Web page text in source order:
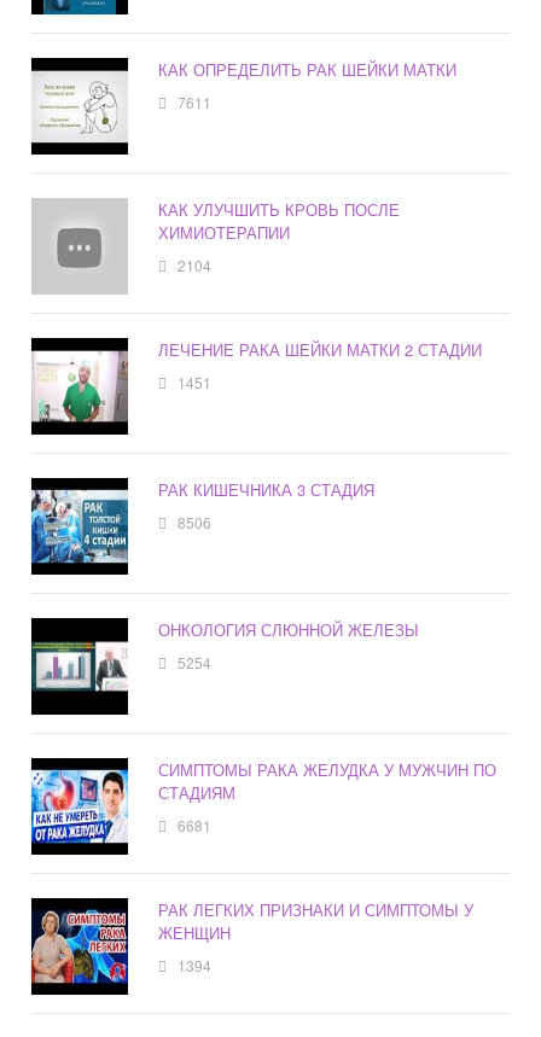
КАК ОПРЕДЕЛИТЬ РАК ШЕЙКИ МАТКИ
7611
КАК УЛУЧШИТЬ КРОВЬ ПОСЛЕ
ХИМИОТЕРАПИИ
2104
ЛЕЧЕНИЕ РАКА ШЕЙКИ МАТКИ 2 СТАДИИ
1451
РАК КИШЕЧНИКА 3 СТАДИЯ
8506
ОНКОЛОГИЯ СЛЮННОЙ ЖЕЛЕЗЫ
5254
СИМПТОМЫ РАКА ЖЕЛУДКА У МУЖЧИН ПО
СТАДИЯМ
6681
РАК ЛЕГКИХ ПРИЗНАКИ И СИМПТОМЫ У
ЖЕНЩИН
1394